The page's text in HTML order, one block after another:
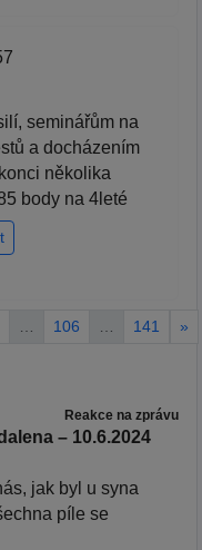
seminářům na
a docházením
několika
body na 4leté
106 141 »
Reakce na zprávu
– 10.6.2024
jak byl u syna
píle se